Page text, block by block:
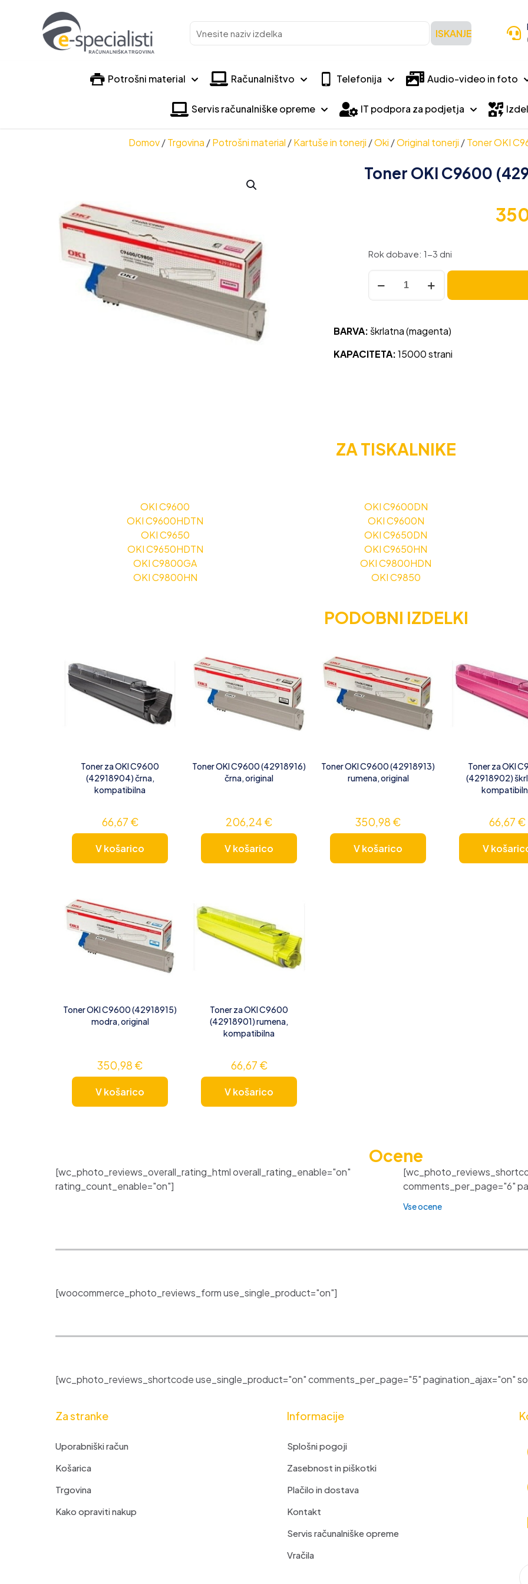
Vnesite
naziv
ISKANJE
Potrošni material Računalništvo Telefonija Audio-video in foto
Servis računalniške opreme IT podpora za podjetja
Domov / Trgovina / Potrošni material / Kartuše in tonerji /Oki /Original tonerji / Toner OKI
Toner OKI C9600
Rok dobave: 1-3 dni
Toner
OKI
C9600
škrlatna,
količina
BARVA: škrlatna (magenta)
KAPACITETA:15000 strani
ZA TISKALNIKE
OKI C9600 OKI C9600DN
OKI C9600HDTN
OKI C9600N
OKI C9650
OKI C9650DN
OKI C9650HDTN
OKI C9650HN
OKI C9800GA
OKI C9800HDN
OKI C9800HN
OKI C9850
PODOBNI IZDELKI
Toner za OKI C9600
(42918904) črna,
kompatibilna
66,67 €
V košarico
Toner OKI C9600 (42918916)
črna, original
206,24 €
V košarico
Toner OKI C9600 (42918913)
rumena, original
350,98 €
V košarico
Toner za OKI
(42918902)
66,67 €
V
Toner OKI C9600 (42918915)
modra, original
350,98 €
V košarico
Toner za OKI C9600
(42918901) rumena,
kompatibilna
66,67 €
V košarico
Ocene
[wc_photo_reviews_overall_rating_html overall_rating_enable="on"
rating_count_enable="on"]
comments_per_page="6"
Vse ocene
[woocommerce_photo_reviews_form use_single_product="on"]
[wc_photo_reviews_shortcode use_single_product="on" comments_per_page="5" pagination_ajax="on"
Za stranke
Uporabniški račun
Košarica
Trgovina
Kako opraviti nakup
Informacije
Splošni pogoji
Zasebnost in piškotki
Plačilo in dostava
Kontakt
Servis računalniške opreme
Vračila